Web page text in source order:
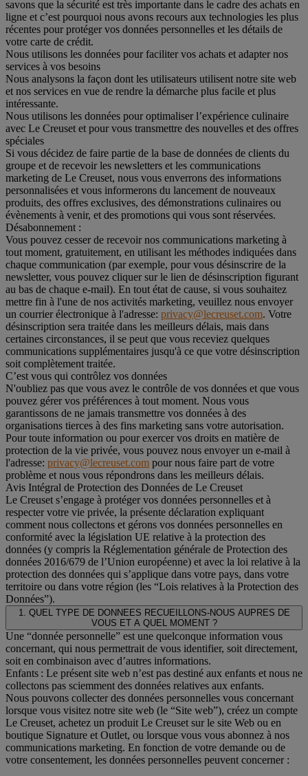
savons que la sécurité est très importante dans le cadre des achats en
ligne et c’est pourquoi nous avons recours aux technologies les plus
récentes pour protéger vos données personnelles et les détails de
votre carte de crédit.
Nous utilisons les données pour faciliter vos achats et adapter nos
services à vos besoins
Nous analysons la façon dont les utilisateurs utilisent notre site web
et nos services en vue de rendre la démarche plus facile et plus
intéressante.
Nous utilisons les données pour optimaliser l’expérience culinaire
avec Le Creuset et pour vous transmettre des nouvelles et des offres
spéciales
Si vous décidez de faire partie de la base de données de clients du
groupe et de recevoir les newsletters et les communications
marketing de Le Creuset, nous vous enverrons des informations
personnalisées et vous informerons du lancement de nouveaux
produits, des offres exclusives, des démonstrations culinaires ou
évènements à venir, et des promotions qui vous sont réservées.
Désabonnement :
Vous pouvez cesser de recevoir nos communications marketing à
tout moment, gratuitement, en utilisant les méthodes indiquées dans
chaque communication (par exemple, pour vous désinscrire de la
newsletter, vous pouvez cliquer sur le lien de désinscription figurant
au bas de chaque e-mail). En tout état de cause, si vous souhaitez
mettre fin à l'une de nos activités marketing, veuillez nous envoyer
un courrier électronique à l'adresse: privacy@lecreuset.com. Votre
désinscription sera traitée dans les meilleurs délais, mais dans
certaines circonstances, il se peut que vous receviez quelques
communications supplémentaires jusqu'à ce que votre désinscription
soit complètement traitée.
C’est vous qui contrôlez vos données
N'oubliez pas que vous avez le contrôle de vos données et que vous
pouvez gérer vos préférences à tout moment. Nous vous
garantissons de ne jamais transmettre vos données à des
organisations tierces à des fins marketing sans votre autorisation.
Pour toute information ou pour exercer vos droits en matière de
protection de la vie privée, vous pouvez nous envoyer un e-mail à
l'adresse: privacy@lecreuset.com pour nous faire part de votre
problème et nous vous répondrons dans les meilleurs délais.
Avis Intégral de Protection des Données de Le Creuset
Le Creuset s’engage à protéger vos données personnelles et à
respecter votre vie privée, la présente déclaration expliquant
comment nous collectons et gérons vos données personnelles en
conformité avec la législation UE relative à la protection des
données (y compris la Réglementation générale de Protection des
données 2016/679 de l’Union européenne) et avec la loi relative à la
protection des données qui s’applique dans votre pays, dans votre
territoire ou dans votre région (les “Lois relatives à la Protection des
Données”).
1. QUEL TYPE DE DONNEES RECUEILLONS-NOUS AUPRES DE
VOUS ET A QUEL MOMENT ?
Une “donnée personnelle” est une quelconque information vous
concernant, qui nous permettrait de vous identifier, soit directement,
soit en combinaison avec d’autres informations.
Enfants : Le présent site web n’est pas destiné aux enfants et nous ne
collectons pas sciemment des données relatives aux enfants.
Nous pouvons collecter des données personnelles vous concernant
lorsque vous visitez notre site web (le “Site web”), créez un compte
Le Creuset, achetez un produit Le Creuset sur le site Web ou en
boutique Signature et Outlet, ou lorsque vous vous abonnez à nos
communications marketing. En fonction de votre demande ou de
votre consentement, les données personnelles peuvent concerner :